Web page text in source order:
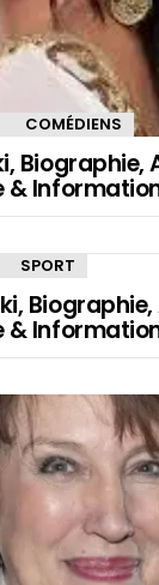
COMÉDIENS
Biographie,
&
SPORT
Biographie,
&